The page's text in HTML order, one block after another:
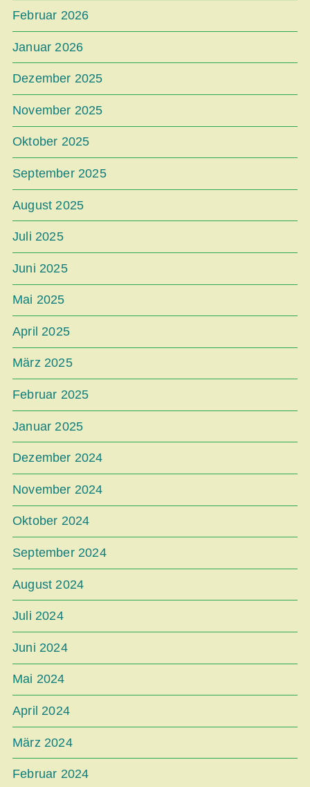
Februar 2026
Januar 2026
Dezember 2025
November 2025
Oktober 2025
September 2025
August 2025
Juli 2025
Juni 2025
Mai 2025
April 2025
März 2025
Februar 2025
Januar 2025
Dezember 2024
November 2024
Oktober 2024
September 2024
August 2024
Juli 2024
Juni 2024
Mai 2024
April 2024
März 2024
Februar 2024